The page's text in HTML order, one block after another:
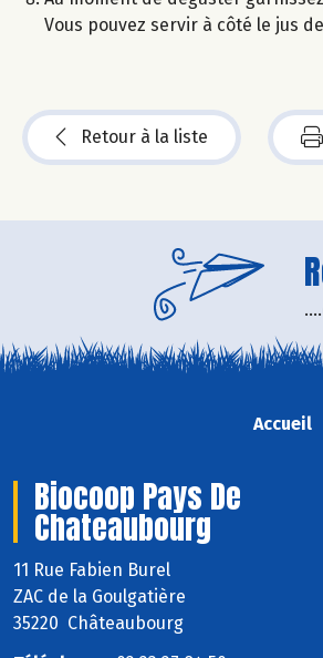
Vous pouvez servir à côté le jus
Retour à la liste
Accueil
Biocoop Pays De
Chateaubourg
11 Rue Fabien Burel
ZAC de la Goulgatière
35220 Châteaubourg